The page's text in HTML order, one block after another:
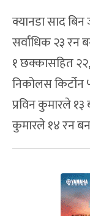
क्यानडा साद
सर्वाधिक २३ रन
१ छक्कासहित
निकोलस किर्टोन
प्रविन कुमारले
कुमारले १४ रन